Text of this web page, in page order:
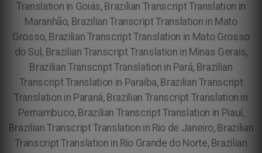
Translation in Goiás, Brazilian Transcript Translation in
Maranhão, Brazilian Transcript Translation in Mato
Grosso, Brazilian Transcript Translation in Mato Grosso
do Sul, Brazilian Transcript Translation in Minas Gerais,
Brazilian Transcript Translation in Pará, Brazilian
Transcript Translation in Paraíba, Brazilian Transcript
Translation in Paraná, Brazilian Transcript Translation in
Pernambuco, Brazilian Transcript Translation in Piauí,
Brazilian Transcript Translation in Rio de Janeiro, Brazilian
Transcript Translation in Rio Grande do Norte, Brazilian